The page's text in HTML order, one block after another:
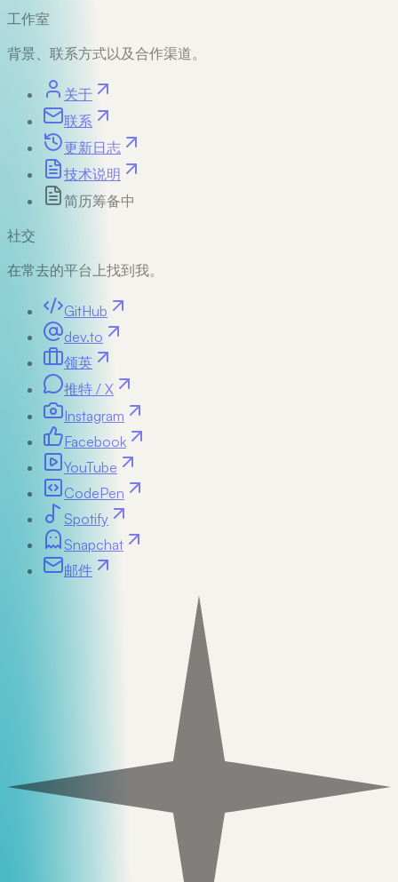
工作室
背景、联系方式以及合作渠道。
关于
联系
更新日志
技术说明
简历筹备中
社交
在常去的平台上找到我。
GitHub
dev.to
领英
推特 / X
Instagram
Facebook
YouTube
CodePen
Spotify
Snapchat
邮件